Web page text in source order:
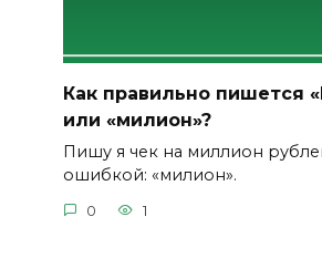
Как правильно пишется
или «милион»?
Пишу я чек на миллион
ошибкой: «милион».
0 1